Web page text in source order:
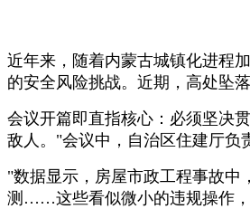
近年来，随着内蒙古城镇化进程
的安全风险挑战。近期，高处坠
会议开篇即直指核心：必须坚决
敌人。"会议中，自治区住建厅负
"数据显示，房屋市政工程事故中
测……这些看似微小的违规操作，